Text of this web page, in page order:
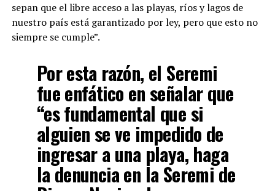
sepan que el libre acceso a las playas, ríos y lagos de
nuestro país está garantizado por ley, pero que esto no
siempre se cumple”.
Por esta razón, el Seremi
fue enfático en señalar que
“es fundamental que si
alguien se ve impedido de
ingresar a una playa, haga
la denuncia en la Seremi de